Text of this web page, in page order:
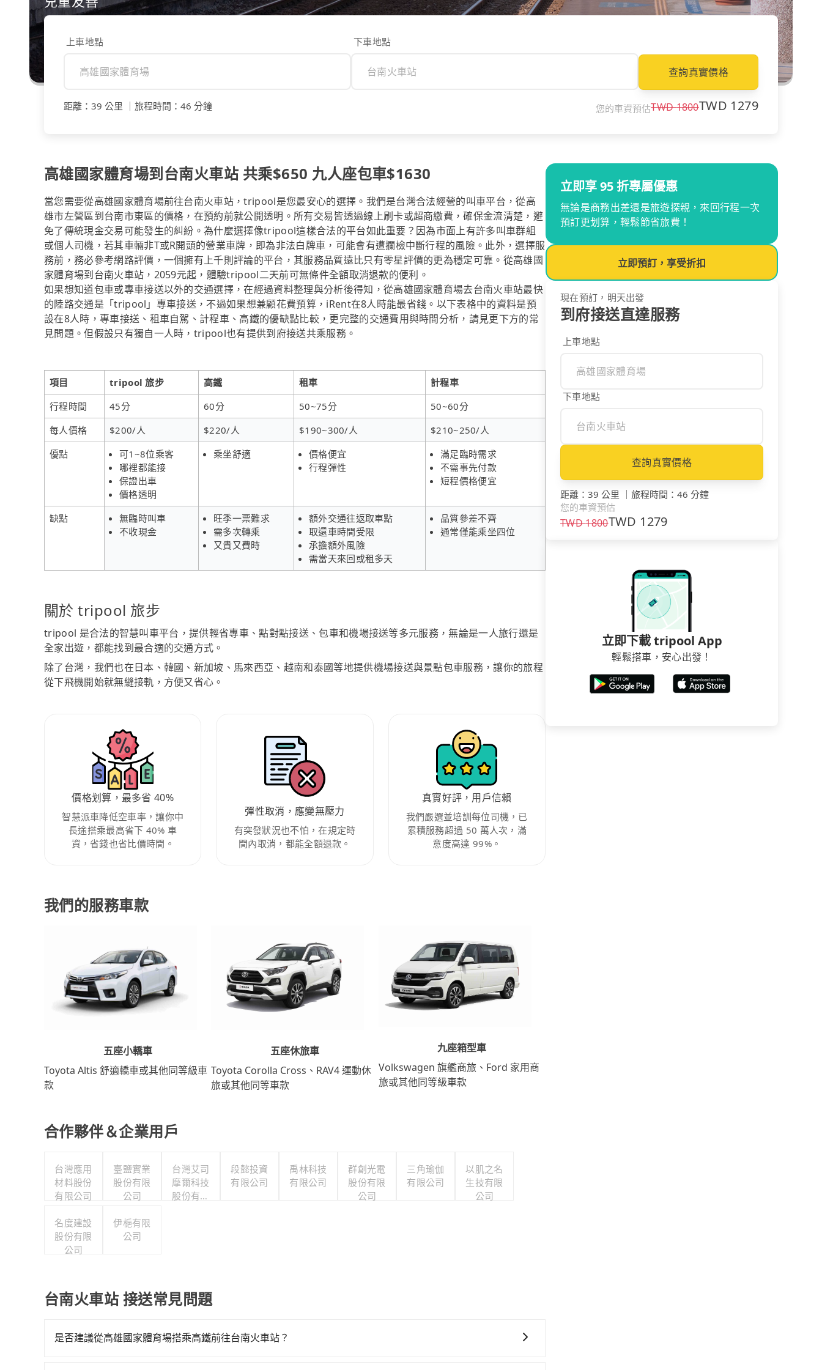
上車地點 下車地點
查詢真實價格
距離 ： 39 公里 旅程時間 ： 46 分鐘 您的車資預估TWD1800TWD 1279
高雄國家體育場到台南火車站 共乘$650 九人座包車$1630
當您需要從高雄國家體育場前往台南火車站，tripool是您最安心的選擇。我們是台灣合法經營的叫車平台，從高
雄市左營區到台南市東區的價格，在預約前就公開透明。所有交易皆透過線上刷卡或超商繳費，確保金流清楚，避
免了傳統現金交易可能發生的糾紛。為什麼選擇像tripool這樣合法的平台如此重要？因為市面上有許多叫車群組
或個人司機，若其車輛非T或R開頭的營業車牌，即為非法白牌車，可能會有遭攔檢中斷行程的風險。此外，選擇服
務前，務必參考網路評價，一個擁有上千則評論的平台，其服務品質遠比只有零星評價的更為穩定可靠。從高雄國
家體育場到台南火車站，2059元起，體驗tripool二天前可無條件全額取消退款的便利。
如果想知道包車或專車接送以外的交通選擇，在經過資料整理與分析後得知，從高雄國家體育場去台南火車站最快
的陸路交通是「tripool」專車接送，不過如果想兼顧花費預算，iRent在8人時能最省錢。以下表格中的資料是預
設在8人時，專車接送、租車自駕、計程車、高鐵的優缺點比較，更完整的交通費用與時間分析，請見更下方的常
見問題。但假設只有獨自一人時，tripool也有提供到府接送共乘服務。
項目 tripool 旅步 高鐵 租車
計程車
行程時間
45分 60分 50~75分
50~60分
每人價格
$200/人 $220/人 $190~300/人
$210~250/人
優點
可1~8位乘客
哪裡都能接
保證出車
價格透明
乘坐舒適
價格便宜
行程彈性
滿足臨時需求
不需事先付款
短程價格便宜
缺點
無臨時叫車
不收現金
旺季一票難求
需多次轉乘
又貴又費時
額外交通往返取車點
取還車時間受限
承擔額外風險
需當天來回或租多天
品質參差不齊
通常僅能乘坐四位
關於 tripool 旅步
tripool 是合法的智慧叫車平台，提供輕省專車、點對點接送、包車和機場接送等多元服務，無論是一人旅行還是
全家出遊，都能找到最合適的交通方式。
除了台灣，我們也在日本、韓國、新加坡、馬來西亞、越南和泰國等地提供機場接送與景點包車服務，讓你的旅程
從下飛機開始就無縫接軌，方便又省心。
價格划算，最多省 40%
智慧派車降低空車率，讓你中
長途搭乘最高省下 40% 車
資，省錢也省比價時間。
彈性取消，應變無壓力
有突發狀況也不怕，在規定時
間內取消，都能全額退款。
真實好評，用戶信賴
我們嚴選並培訓每位司機，已
累積服務超過 50 萬人次，滿
意度高達 99%。
我們的服務車款
五座小轎車
Toyota Altis 舒適轎車或其他同等級車
款
五座休旅車
Toyota Corolla Cross、RAV4 運動休
旅或其他同等車款
九座箱型車
Volkswagen 旗艦商旅、Ford 家用商
旅或其他同等級車款
合作夥伴＆企業用戶
台灣應用
材料股份
有限公司
臺鹽實業
股份有限
公司
台灣艾司
摩爾科技
股份有限
段懿投資
有限公司
禹林科技
有限公司
群創光電
股份有限
公司
三角瑜伽
有限公司
以肌之名
生技有限
公司
名度建設
股份有限
公司
伊梔有限
公司
台南火車站 接送常見問題
是否建議從高雄國家體育場搭乘高鐵前往台南火車站？
立即享 95 折專屬優惠
無論是商務出差還是旅遊探親，來回行程一次
預訂更划算，輕鬆節省旅費！
立即預訂，享受折扣
現在預訂，明天出發
到府接送直達服務
上車地點
下車地點
查詢真實價格
距離 ： 39 公里 ｜ 旅程時間 ： 46 分鐘
您的車資預估
TWD1800TWD 1279
立即下載 tripool App
輕鬆搭車，安心出發！